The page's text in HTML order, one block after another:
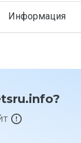
Информация